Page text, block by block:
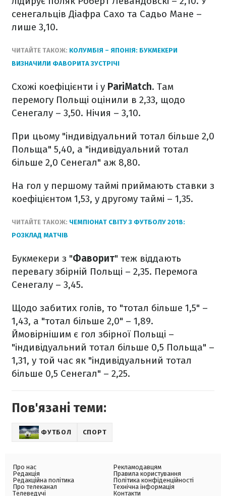
сенегальців Діафра Сахо та Садьо Мане –
лише 3,10.
ЧИТАЙТЕ ТАКОЖ: КОЛУМБІЯ – ЯПОНІЯ: БУКМЕКЕРИ
ВИЗНАЧИЛИ ФАВОРИТА ЗУСТРІЧІ
Схожі коефіцієнти і у PariMatch. Там
перемогу Польщі оцінили в 2,33, щодо
Сенегалу – 3,50. Нічия – 3,10.
При цьому "індивідуальний тотал більше 2,0
Польща" 5,40, а "індивідуальний тотал
більше 2,0 Сенегал" аж 8,80.
На гол у першому таймі приймають ставки з
коефіцієнтом 1,53, у другому таймі – 1,35.
ЧИТАЙТЕ ТАКОЖ: ЧЕМПІОНАТ СВІТУ З ФУТБОЛУ 2018:
РОЗКЛАД МАТЧІВ
Букмекери з "Фаворит" теж віддають
перевагу збірній Польщі – 2,35. Перемога
Сенегалу – 3,45.
Щодо забитих голів, то "тотал більше 1,5" –
1,43, а "тотал більше 2,0" – 1,89.
Ймовірнішим є гол збірної Польщі –
"індивідуальний тотал більше 0,5 Польща" –
1,31, у той час як "індивідуальний тотал
більше 0,5 Сенегал" – 2,25.
Пов'язані теми:
ФУТБОЛ СПОРТ
Про нас
Редакція
Редакційна політика
Про телеканал
Телеведучі
Рекламодавцям
Правила користування
Політика конфіденційності
Технічна інформація
Контакти